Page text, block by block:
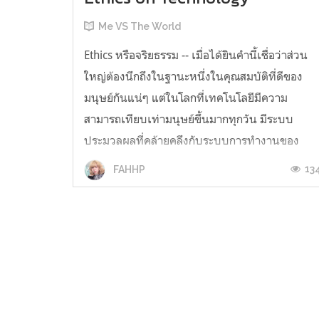
Me VS The World
Ethics หรือจริยธรรม -- เมื่อได้ยินคำนี้เชื่อว่าส่วน
ใหญ่ต้องนึกถึงในฐานะหนึ่งในคุณสมบัติที่ดีของ
มนุษย์กันแน่ๆ แต่ในโลกที่เทคโนโลยีมีความ
สามารถเทียบเท่ามนุษย์ขึ้นมากทุกวัน มีระบบ
ประมวลผลที่คล้ายคลึงกับระบบการทำงานของ
มนุษย์ รวมถึงมีอำนาจตัดสินใจพอๆ หรือในบาง
สถานการณ์ -- มากกว่ามนุษย์ซะด้วยซ้ำ... จำเป็น...
FAHHP